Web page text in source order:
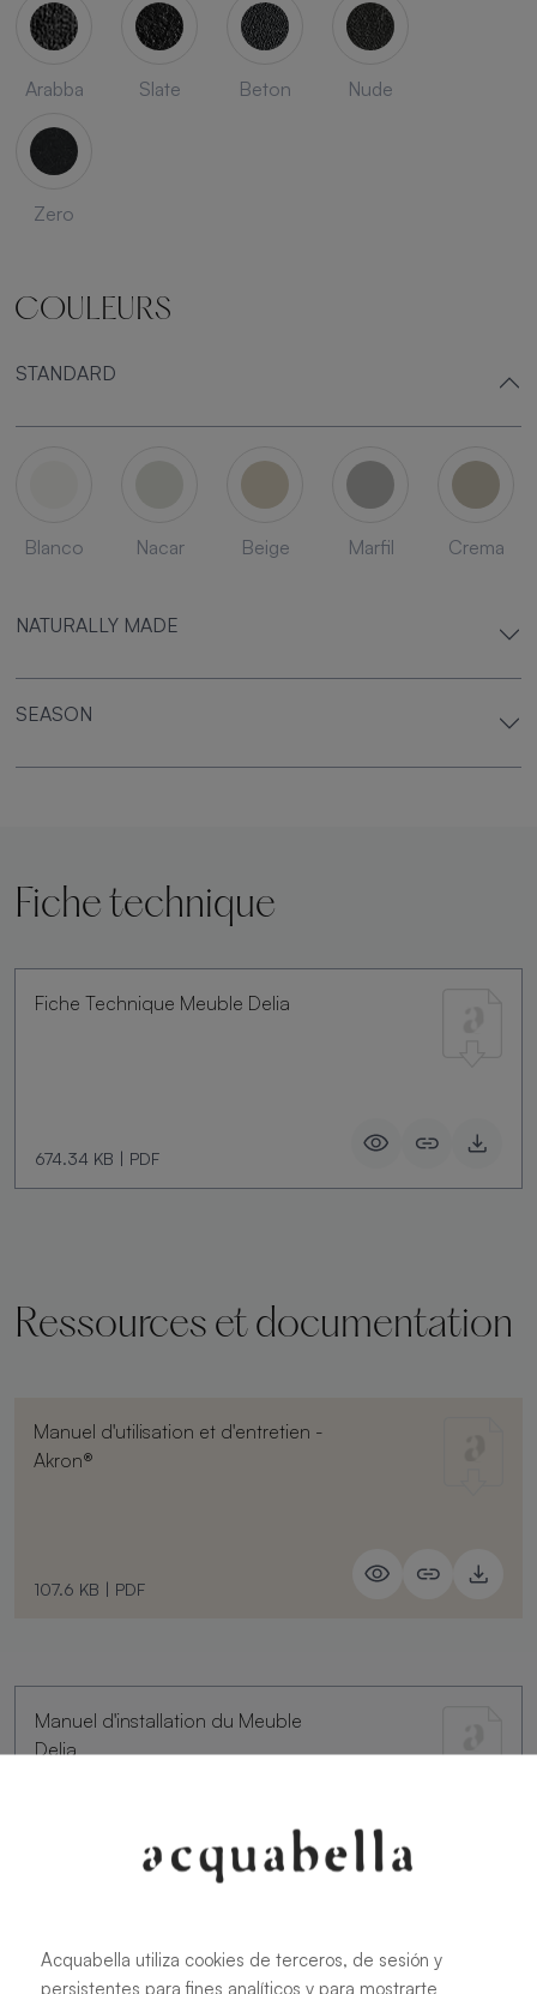
Arabba Slate Beton Nude
Zero
COULEURS
STANDARD
Blanco Nacar Beige Marfil Crema
NATURALLY MADE
SEASON
Fiche technique
Fiche Technique Meuble Delia
674.34 KB | PDF
Ressources et documentation
Manuel d'utilisation et d'entretien -
Akron®
107.6 KB | PDF
Manuel d'installation du Meuble
Delia
PDF
Acquabella utiliza cookies de terceros, de sesión y
persistentes para fines analíticos y para mostrarte